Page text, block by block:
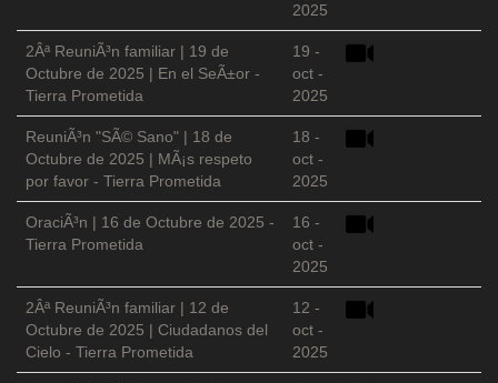
2025
2Âª ReuniÃ³n familiar | 19 de
Octubre de 2025 | En el SeÃ±or -
Tierra Prometida
19 -
oct -
2025
ReuniÃ³n "SÃ© Sano" | 18 de
Octubre de 2025 | MÃ¡s respeto
por favor - Tierra Prometida
18 -
oct -
2025
OraciÃ³n | 16 de Octubre de 2025 -
Tierra Prometida
16 -
oct -
2025
2Âª ReuniÃ³n familiar | 12 de
Octubre de 2025 | Ciudadanos del
Cielo - Tierra Prometida
12 -
oct -
2025